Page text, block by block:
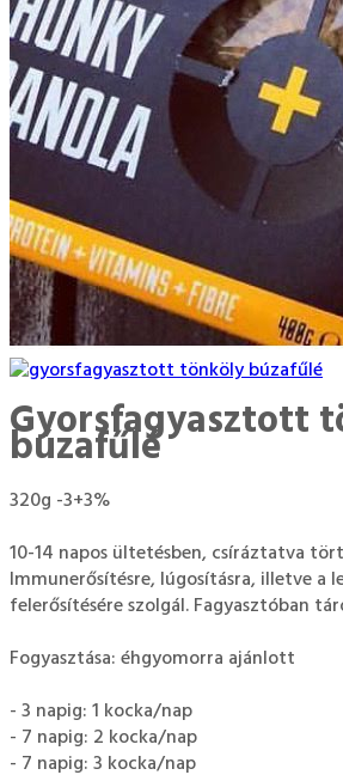
Gyorsfagyasztott
búzafűlé
320g -3+3%
10-14 napos ültetésben, csíráztatva
Immunerősítésre, lúgosításra, illetve a
felerősítésére szolgál. Fagyasztóban
Fogyasztása: éhgyomorra ajánlott
- 3 napig: 1 kocka/nap
- 7 napig: 2 kocka/nap
- 7 napig: 3 kocka/nap